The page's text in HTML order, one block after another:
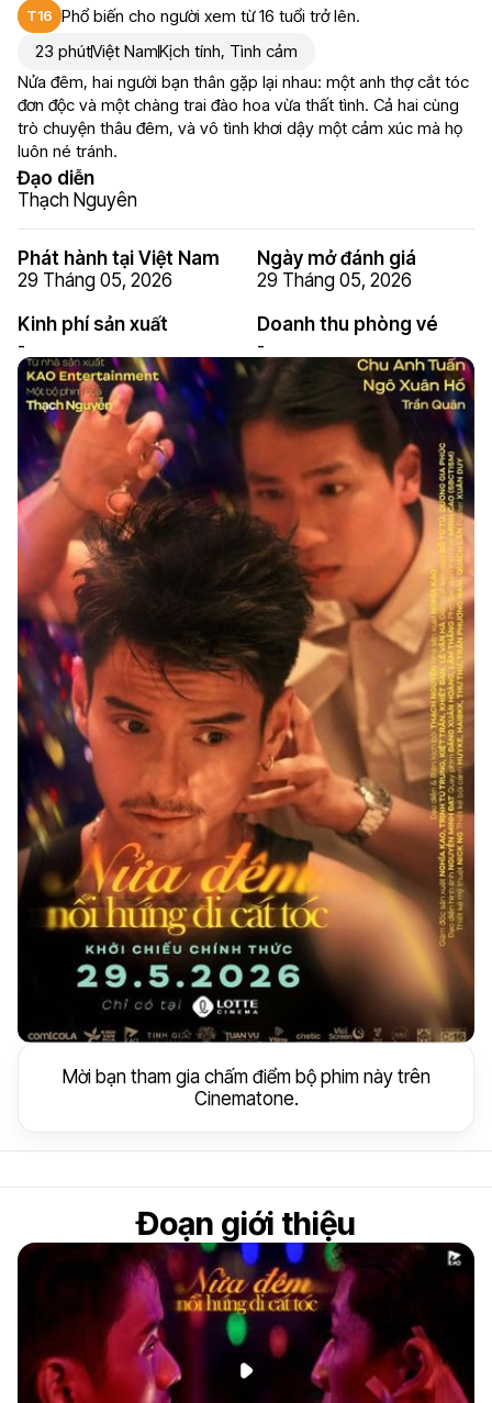
T16 Phổ biến cho người xem từ 16 tuổi trở lên.
23 phútViệt NamKịch tính, Tình cảm
Nửa đêm, hai người bạn thân gặp lại nhau: một anh thợ cắt tóc
đơn độc và một chàng trai đào hoa vừa thất tình. Cả hai cùng
trò chuyện thâu đêm, và vô tình khơi dậy một cảm xúc mà họ
luôn né tránh.
Đạo diễn
Thạch Nguyên
Phát hành tại Việt Nam
29 Tháng 05, 2026
Ngày mở đánh giá
29 Tháng 05, 2026
Kinh phí sản xuất
-
Doanh thu phòng vé
-
Mời bạn tham gia chấm điểm bộ phim này trên
Cinematone.
Đoạn giới thiệu
Phát đoạn giới thiệu